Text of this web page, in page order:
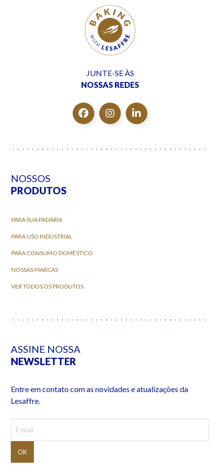
JUNTE-SE ÀS
NOSSAS REDES
NOSSOS
PRODUTOS
PARA SUA PADARIA
PARA USO INDUSTRIAL
PARA CONSUMO DOMÉSTICO
NOSSAS MARCAS
VER TODOS OS PRODUTOS
ASSINE NOSSA
NEWSLETTER
Entre em contato com as novidades e atualizações da
Lesaffre.